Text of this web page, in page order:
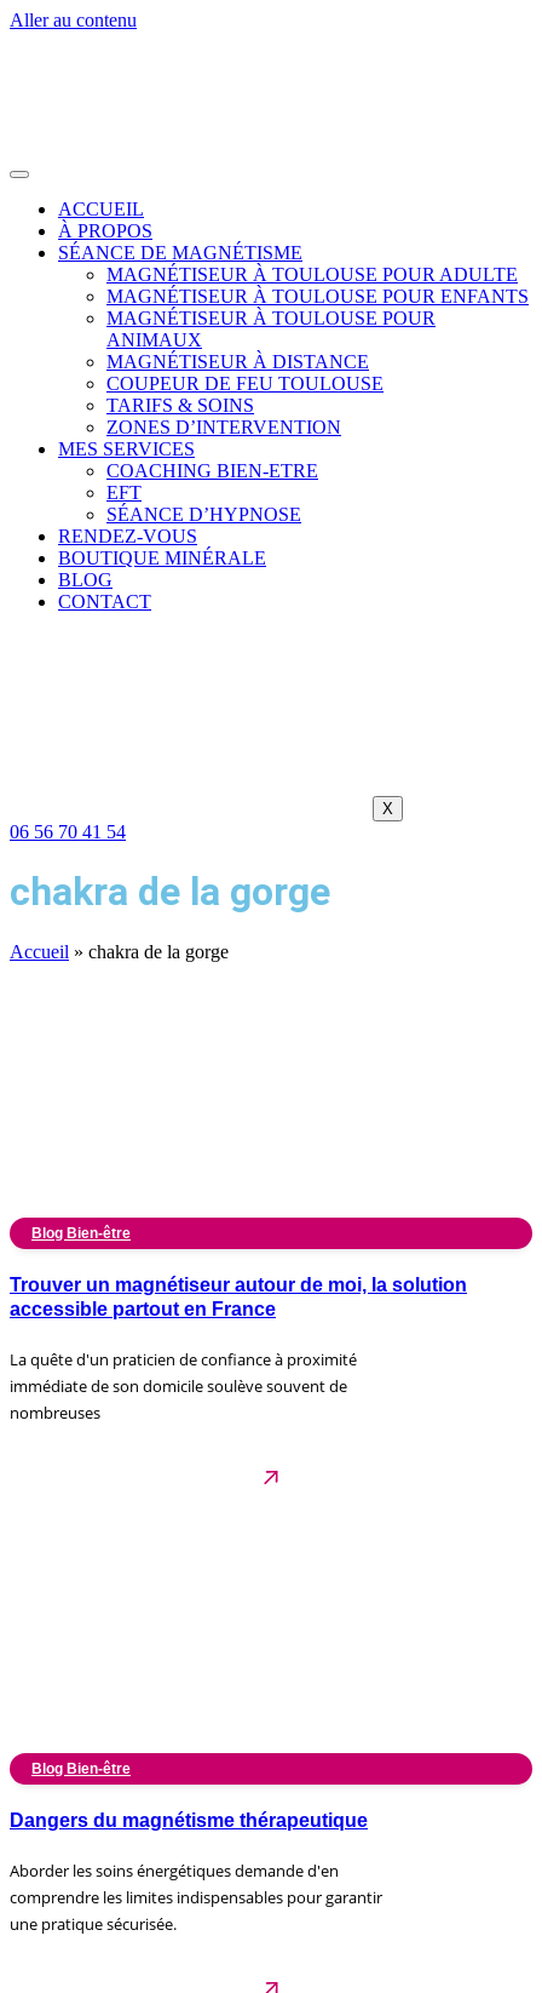
Aller au contenu
ACCUEIL
À PROPOS
SÉANCE DE MAGNÉTISME
MAGNÉTISEUR À TOULOUSE POUR ADULTE
MAGNÉTISEUR À TOULOUSE POUR ENFANTS
MAGNÉTISEUR À TOULOUSE POUR
ANIMAUX
MAGNÉTISEUR À DISTANCE
COUPEUR DE FEU TOULOUSE
TARIFS & SOINS
ZONES D’INTERVENTION
MES SERVICES
COACHING BIEN-ETRE
EFT
SÉANCE D’HYPNOSE
RENDEZ-VOUS
BOUTIQUE MINÉRALE
BLOG
CONTACT
X
06 56 70 41 54
chakra de la gorge
Accueil » chakra de la gorge
Blog Bien-être
Trouver un magnétiseur autour de moi, la solution
accessible partout en France
La quête d'un praticien de confiance à proximité
immédiate de son domicile soulève souvent de
nombreuses
Blog Bien-être
Dangers du magnétisme thérapeutique
Aborder les soins énergétiques demande d'en
comprendre les limites indispensables pour garantir
une pratique sécurisée.